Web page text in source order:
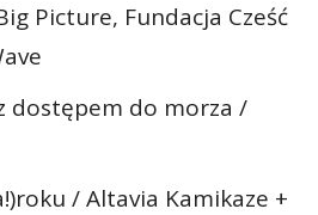
Picture, Fundacja Cześć
dostępem do morza /
/ Altavia Kamikaze +